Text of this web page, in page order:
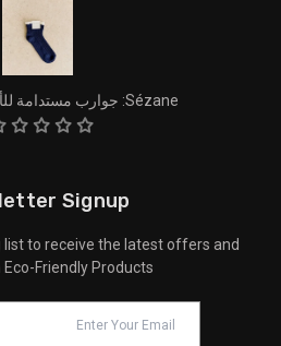
Sézane: جوارب مستدامة للأولاد من باريس
Signup
to receive the latest offers and
Friendly Products.